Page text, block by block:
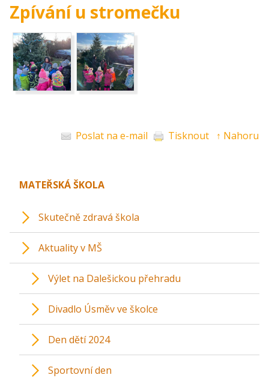
Zpívání u stromečku
Poslat na e-mail Tisknout ↑ Nahoru
MATEŘSKÁ ŠKOLA
Skutečně zdravá škola
Aktuality v MŠ
Výlet na Dalešickou přehradu
Divadlo Úsměv ve školce
Den dětí 2024
Sportovní den